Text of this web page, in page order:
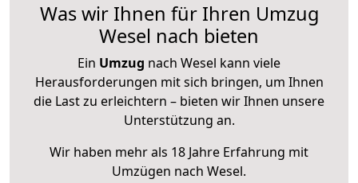
Was wir Ihnen für Ihren Umzug
Wesel nach bieten
Ein Umzug nach Wesel kann viele
Herausforderungen mit sich bringen, um Ihnen
die Last zu erleichtern – bieten wir Ihnen unsere
Unterstützung an.
Wir haben mehr als 18 Jahre Erfahrung mit
Umzügen nach Wesel.